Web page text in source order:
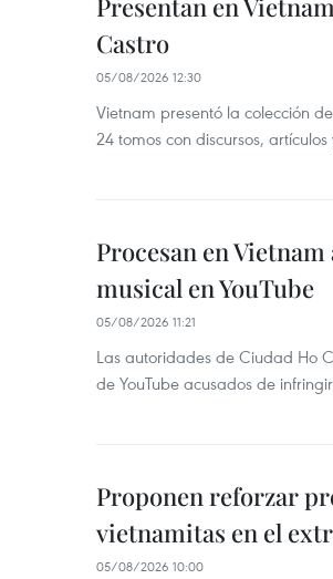
Presentan en
Castro
05/08/2026 12:30
Vietnam presentó la colección
24 tomos con discursos,
Procesan en
musical en YouTube
05/08/2026 11:21
Las autoridades de Ciudad Ho
de YouTube acusados de
Proponen reforzar
vietnamitas en el
05/08/2026 10:00